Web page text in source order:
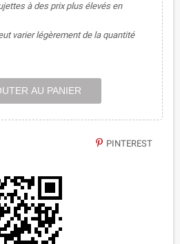
à des prix plus élevés en
varier légèrement de la quantité
AU PANIER
PINTEREST